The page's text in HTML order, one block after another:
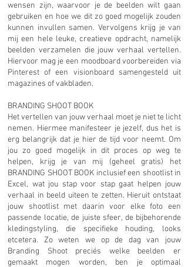
wensen zijn, waarvoor je de beelden wilt gaan
gebruiken en hoe we dit zo goed mogelijk zouden
kunnen invullen samen. Vervolgens krijg je van
mij een hele leuke, creatieve opdracht, namelijk
beelden verzamelen die jouw verhaal vertellen.
Hiervoor mag je een moodboard voorbereiden via
Pinterest of een visionboard samengesteld uit
magazines of vakbladen.
BRANDING SHOOT BOOK
Het vertellen van jouw verhaal moet je niet te licht
nemen. Hiermee manifesteer je jezelf, dus het is
erg belangrijk dat je hier de tijd voor neemt. Om
jou zo goed mogelijk in dit proces op weg te
helpen, krijg je van mij (geheel gratis) het
BRANDING SHOOT BOOK inclusief een shootlist in
Excel, wat jou stap voor stap gaat helpen jouw
verhaal in beeld uiteen te zetten. Hieruit ontstaat
jouw shootlist met daarin voor elke foto een
passende locatie, de juiste sfeer, de bijbehorende
kledingstyling, die specifieke houding, looks
etcetera. Zo weten we op de dag van jouw
Branding Shoot preciés welke beelden er
gemaakt mogen worden, ben je optimaal